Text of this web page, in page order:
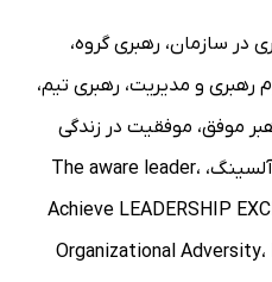
پایه
تصمیمات برنامه‌ریزی ‌نشده
در سازمان، رهبری گروه،
رهبری و مدیریت، رهبری تیم،
موفق، موفقیت در زندگی
، The aware leader‭،
Achieve LEADERSHIP
Organizational Adversity،